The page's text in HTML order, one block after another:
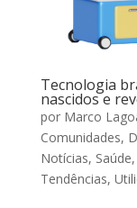
Tecnologia
nascidos e
por Marco
Comunidades,
Notícias, Saúde,
Tendências,